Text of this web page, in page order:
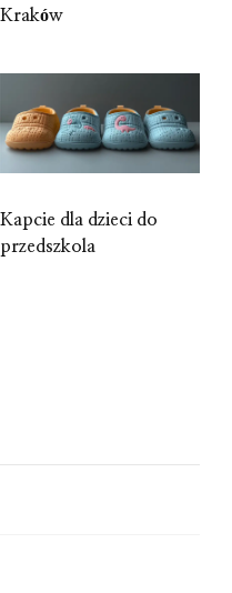
Kraków
Kapcie dla dzieci do
przedszkola